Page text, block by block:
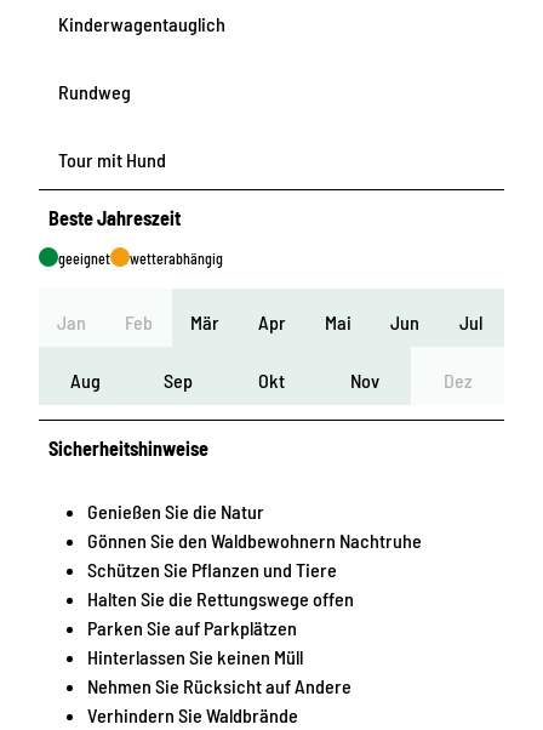
Kinderwagentauglich
Rundweg
Tour mit Hund
Beste Jahreszeit
geeignet wetterabhängig
Jan Feb Mär Apr Mai Jun Jul
Aug Sep Okt Nov Dez
Sicherheitshinweise
Genießen Sie die Natur
Gönnen Sie den Waldbewohnern Nachtruhe
Schützen Sie Pflanzen und Tiere
Halten Sie die Rettungswege offen
Parken Sie auf Parkplätzen
Hinterlassen Sie keinen Müll
Nehmen Sie Rücksicht auf Andere
Verhindern Sie Waldbrände